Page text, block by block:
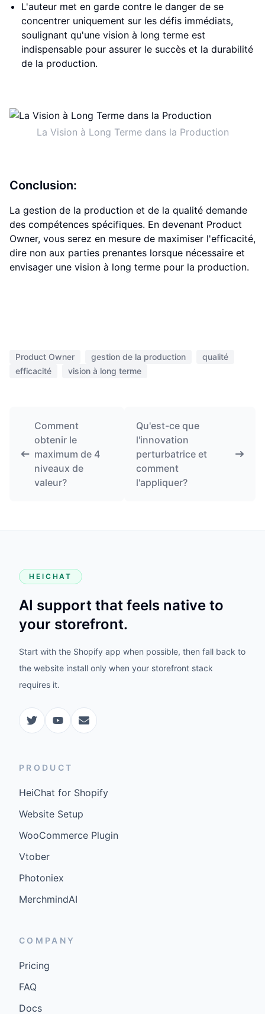
L'auteur met en garde contre le danger de se
concentrer uniquement sur les défis immédiats,
soulignant qu'une vision à long terme est
indispensable pour assurer le succès et la durabilité
de la production.
La Vision à Long Terme dans la Production
Conclusion:
La gestion de la production et de la qualité demande
des compétences spécifiques. En devenant Product
Owner, vous serez en mesure de maximiser l'efficacité,
dire non aux parties prenantes lorsque nécessaire et
envisager une vision à long terme pour la production.
Product Owner gestion de la production
qualité
efficacité
vision à long terme
Comment
obtenir le
maximum de 4
niveaux de
valeur?
Qu'est-ce que
l'innovation
perturbatrice et
comment
l'appliquer?
HEICHAT
AI support that feels native to
your storefront.
Start with the Shopify app when possible, then fall back to
the website install only when your storefront stack
requires it.
PRODUCT
HeiChat for Shopify
Website Setup
WooCommerce Plugin
Vtober
Photoniex
MerchmindAI
COMPANY
Pricing
FAQ
Docs